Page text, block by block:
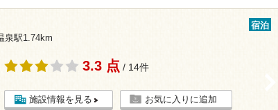
泉駅1.74km
宿泊
3.3 点 / 14件
施設情報を見る お気に入りに追加